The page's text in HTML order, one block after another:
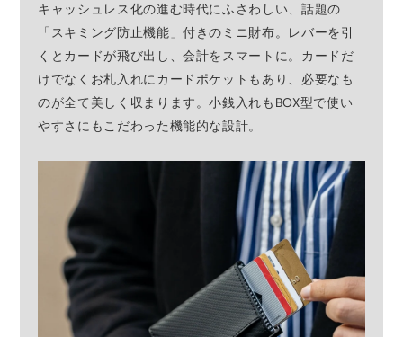
キャッシュレス化の進む時代にふさわしい、話題の
「スキミング防止機能」付きのミニ財布。レバーを引
くとカードが飛び出し、会計をスマートに。カードだ
けでなくお札入れにカードポケットもあり、必要なも
のが全て美しく収まります。小銭入れもBOX型で使い
やすさにもこだわった機能的な設計。